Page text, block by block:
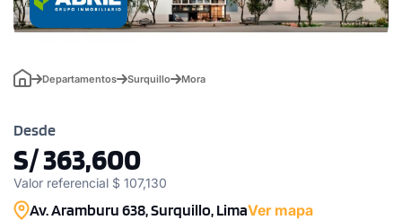
Departamentos Surquillo Mora
Desde
S/ 363,600
Valor referencial $ 107,130
Av. Aramburu 638, Surquillo, LimaVer mapa